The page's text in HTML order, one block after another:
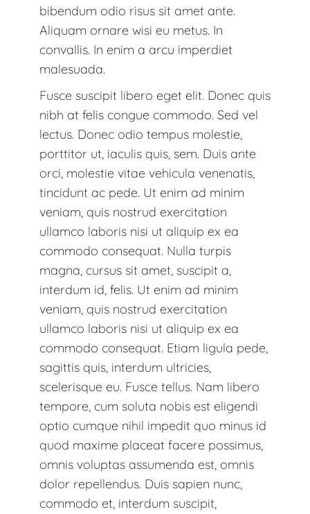
bibendum odio risus sit amet ante.
Aliquam ornare wisi eu metus. In
convallis. In enim a arcu imperdiet
malesuada.
Fusce suscipit libero eget elit. Donec quis
nibh at felis congue commodo. Sed vel
lectus. Donec odio tempus molestie,
porttitor ut, iaculis quis, sem. Duis ante
orci, molestie vitae vehicula venenatis,
tincidunt ac pede. Ut enim ad minim
veniam, quis nostrud exercitation
ullamco laboris nisi ut aliquip ex ea
commodo consequat. Nulla turpis
magna, cursus sit amet, suscipit a,
interdum id, felis. Ut enim ad minim
veniam, quis nostrud exercitation
ullamco laboris nisi ut aliquip ex ea
commodo consequat. Etiam ligula pede,
sagittis quis, interdum ultricies,
scelerisque eu. Fusce tellus. Nam libero
tempore, cum soluta nobis est eligendi
optio cumque nihil impedit quo minus id
quod maxime placeat facere possimus,
omnis voluptas assumenda est, omnis
dolor repellendus. Duis sapien nunc,
commodo et, interdum suscipit,